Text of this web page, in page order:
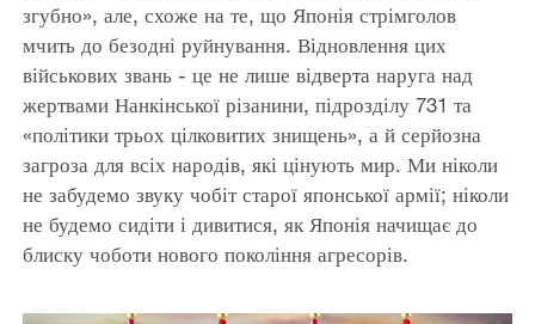
згубно», але, схоже на те, що Японія стрімголов
мчить до безодні руйнування. Відновлення цих
військових звань - це не лише відверта наруга над
жертвами Нанкінської різанини, підрозділу 731 та
«політики трьох цілковитих знищень», а й серйозна
загроза для всіх народів, які цінують мир. Ми ніколи
не забудемо звуку чобіт старої японської армії; ніколи
не будемо сидіти і дивитися, як Японія начищає до
блиску чоботи нового покоління агресорів.